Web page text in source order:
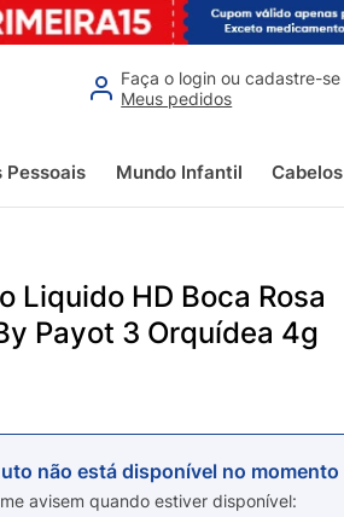
Faça o login ou cadastre-se
Meus pedidos
Pessoais Mundo Infantil Cabelos
Liquido HD Boca Rosa
Payot 3 Orquídea 4g
não está disponível no momento
avisem quando estiver disponível